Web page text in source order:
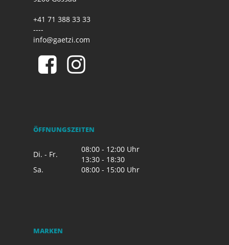
+41 71 388 33 33
----
info@gaetzi.com
ÖFFNUNGSZEITEN
Di. - Fr.
08:00 - 12:00 Uhr
13:30 - 18:30
Sa.
08:00 - 15:00 Uhr
MARKEN